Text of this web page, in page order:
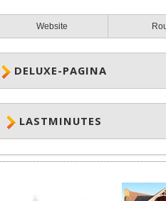
Website
DELUXE-PAGINA
LASTMINUTES